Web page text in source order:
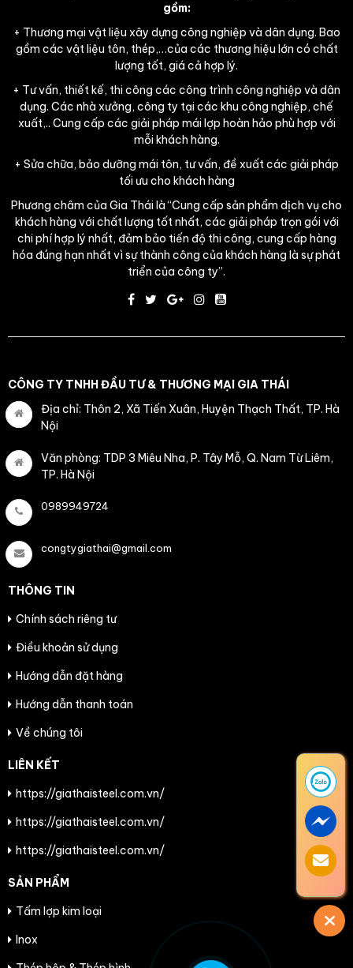
gồm:
+ Thương mại vật liệu xây dựng công nghiệp và dân dụng. Bao
gồm các vật liệu tôn, thép,…của các thương hiệu lớn có chất
lượng tốt, giá cả hợp lý.
+ Tư vấn, thiết kế, thi công các công trình công nghiệp và dân
dụng. Các nhà xưởng, công ty tại các khu công nghiệp, chế
xuất,.. Cung cấp các giải pháp mái lợp hoàn hảo phù hợp với
mỗi khách hàng.
+ Sửa chữa, bảo dưỡng mái tôn, tư vấn, đề xuất các giải pháp
tối ưu cho khách hàng
Phương châm của Gia Thái là “Cung cấp sản phẩm dịch vụ cho
khách hàng với chất lượng tốt nhất, các giải pháp trọn gói với
chi phí hợp lý nhất, đảm bảo tiến độ thi công, cung cấp hàng
hóa đúng hạn nhất vì sự thành công của khách hàng là sự phát
triển của công ty”.
CÔNG TY TNHH ĐẦU TƯ & THƯƠNG MẠI GIA THÁI
Địa chỉ: Thôn 2, Xã Tiến Xuân, Huyện Thạch Thất, TP. Hà
Nội
Văn phòng: TDP 3 Miêu Nha, P. Tây Mỗ, Q. Nam Từ Liêm,
TP. Hà Nội
0989949724
congtygiathai@gmail.com
THÔNG TIN
Chính sách riêng tư
Điều khoản sử dụng
Hướng dẫn đặt hàng
Hướng dẫn thanh toán
Về chúng tôi
LIÊN KẾT
https://giathaisteel.com.vn/
https://giathaisteel.com.vn/
https://giathaisteel.com.vn/
SẢN PHẨM
Tấm lợp kim loại
Inox